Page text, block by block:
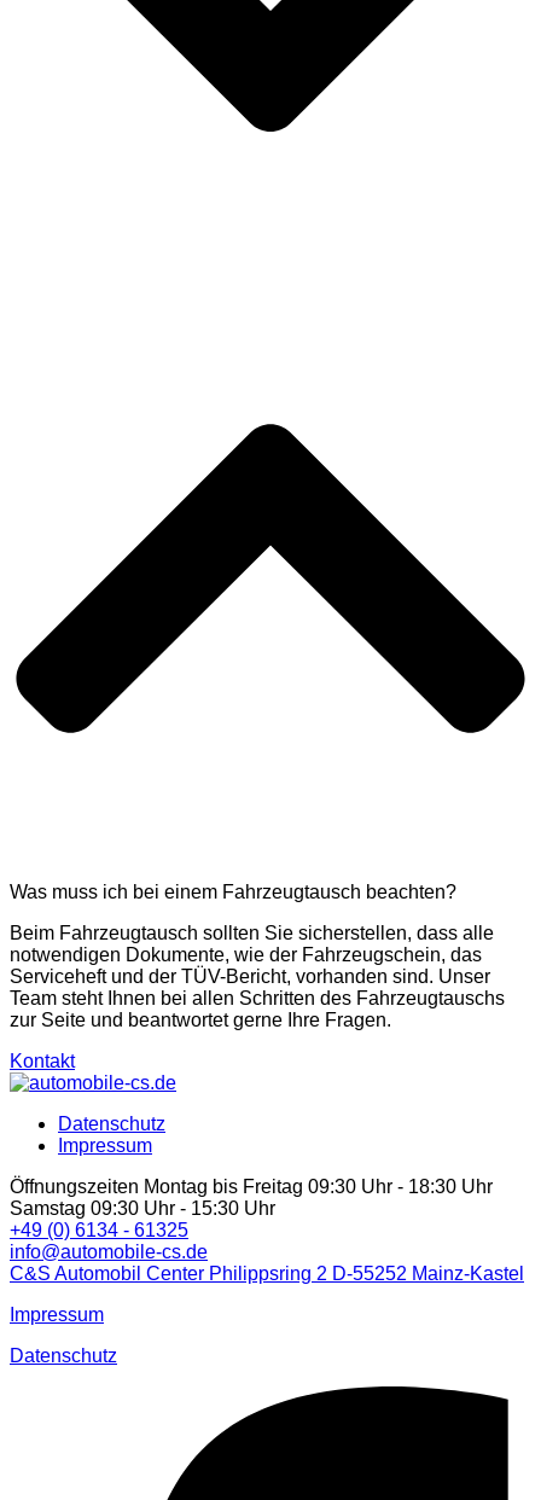
Was muss ich bei einem Fahrzeugtausch beachten?
Beim Fahrzeugtausch sollten Sie sicherstellen, dass alle
notwendigen Dokumente, wie der Fahrzeugschein, das
Serviceheft und der TÜV-Bericht, vorhanden sind. Unser
Team steht Ihnen bei allen Schritten des Fahrzeugtauschs
zur Seite und beantwortet gerne Ihre Fragen.
Kontakt
Datenschutz
Impressum
Öffnungszeiten Montag bis Freitag 09:30 Uhr - 18:30 Uhr
Samstag 09:30 Uhr - 15:30 Uhr
+49 (0) 6134 - 61325
info@automobile-cs.de
C&S Automobil Center Philippsring 2 D-55252 Mainz-Kastel
Impressum
Datenschutz